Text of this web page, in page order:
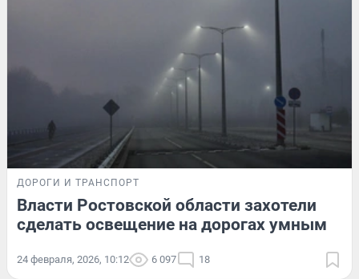
ДОРОГИ И ТРАНСПОРТ
Власти Ростовской области захотели
сделать освещение на дорогах умным
24 февраля, 2026, 10:12 6 097 18